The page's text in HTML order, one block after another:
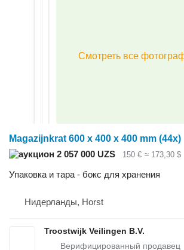
Magazijnkrat 600 x 400 x 400 mm (44x)
2 057 000 UZS
150 € ≈ 173,30 $
Упаковка и тара - бокс для хранения
Нидерланды, Horst
Troostwijk Veilingen B.V.